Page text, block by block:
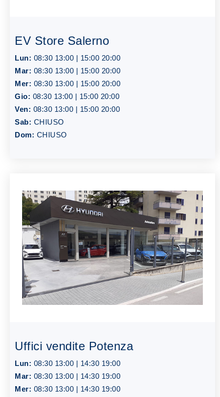
EV Store Salerno
Lun: 08:30 13:00 | 15:00 20:00
Mar: 08:30 13:00 | 15:00 20:00
Mer: 08:30 13:00 | 15:00 20:00
Gio: 08:30 13:00 | 15:00 20:00
Ven: 08:30 13:00 | 15:00 20:00
Sab: CHIUSO
Dom: CHIUSO
Uffici vendite Potenza
Lun: 08:30 13:00 | 14:30 19:00
Mar: 08:30 13:00 | 14:30 19:00
Mer: 08:30 13:00 | 14:30 19:00